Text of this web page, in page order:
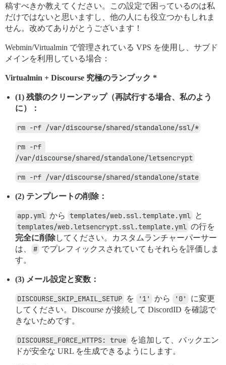
稿すべきか教えてください。この設定で困っているのは私
だけではないと思いますし、他の人にも役立つかもしれま
せん。改めてありがとうございます！
Webmin/Virtualmin で管理されている VPS を使用し、サブド
メインを利用している場合：
Virtualmin + Discourse 究極のランブック *
(1) 残骸のクリーンアップ（再試行する場合、私のよう
に）：
rm -rf /var/discourse/shared/standalone/ssl/*
rm -rf
/var/discourse/shared/standalone/letsencrypt
rm -rf /var/discourse/shared/standalone/state
(2) テンプレートの削除：
app.yml から templates/web.ssl.template.yml と
templates/web.letsencrypt.ssl.template.yml の行を
完全に削除してください。カスタムランチャーパーサー
は、
# でプレフィックスされていてもそれらを評価しま
す。
(3) メール設定と変数：
DISCOURSE_SKIP_EMAIL_SETUP を '1' から '0'
に変更
してください。Discourse が接続して DiscordID を確認で
きないためです。
DISCOURSE_FORCE_HTTPS: true を追加して、バックエン
ドが安全な URL を生成できるようにします。